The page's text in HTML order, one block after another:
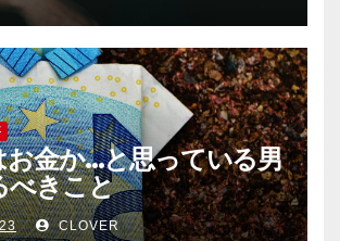
お金か…と思っている男
べきこと
CLOVER